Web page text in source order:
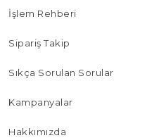
İşlem Rehberi
Sipariş Takip
Sıkça Sorulan Sorular
Kampanyalar
Hakkımızda